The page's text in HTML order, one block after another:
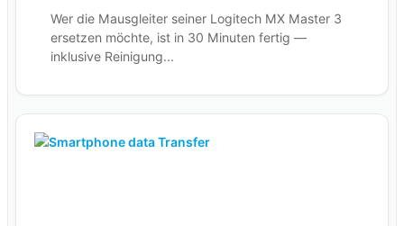
Wer die Mausgleiter seiner Logitech MX Master 3
ersetzen möchte, ist in 30 Minuten fertig —
inklusive Reinigung...